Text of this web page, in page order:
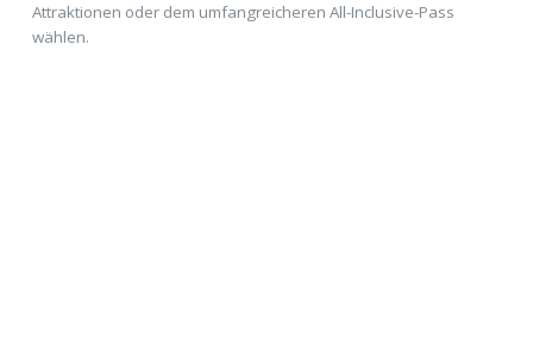
Attraktionen oder dem umfangreicheren All-Inclusive-Pass
wählen.